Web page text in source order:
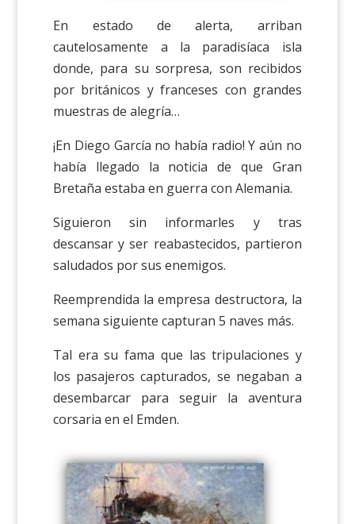
En estado de alerta, arriban
cautelosamente a la paradisíaca isla
donde, para su sorpresa, son recibidos
por británicos y franceses con grandes
muestras de alegría…
¡En Diego García no había radio! Y aún no
había llegado la noticia de que Gran
Bretaña estaba en guerra con Alemania.
Siguieron sin informarles y tras
descansar y ser reabastecidos, partieron
saludados por sus enemigos.
Reemprendida la empresa destructora, la
semana siguiente capturan 5 naves más.
Tal era su fama que las tripulaciones y
los pasajeros capturados, se negaban a
desembarcar para seguir la aventura
corsaria en el Emden.